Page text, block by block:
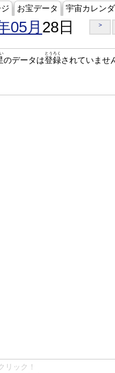
お宝データ 宇宙カレン
05月 28日 >
のデータは登録
とうろく
されていませ
リック！